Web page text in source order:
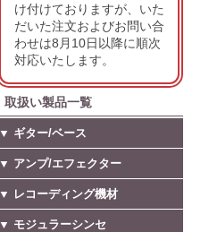
け付けておりますが、いた
だいた注文およびお問い合
わせは8月10日以降に順次
対応いたします。
取扱い製品一覧
▼ ギター/ベース
▼ アンプ/エフェクター
▼ レコーディング機材
▼ モジュラーシンセ